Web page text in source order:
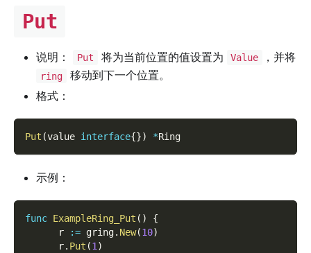
Put
说明： Put 将为当前位置的值设置为 Value ，并将
ring
移动到下一个位置。
格式：
Put (value interface{}) *Ring
示例：
func ExampleRing_Put ( )
{
      r
:= gring. New(10)
      r
. Put (1)